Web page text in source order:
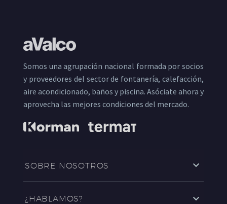
Somos una agrupación nacional formada por socios
y proveedores del sector de fontanería, calefacción,
aire acondicionado, baños y piscina. Asóciate ahora y
aprovecha las mejores condiciones del mercado.
SOBRE NOSOTROS
¿HABLAMOS?